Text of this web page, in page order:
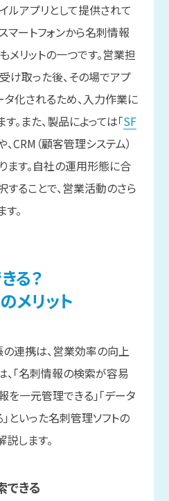
ルアプリとして提供されて
マートフォンから名刺情報
メリットの一つです。営業担
取った後、その場でアプ
化されるため、入力作業に
。また、製品によっては「SF
や、CRM（顧客管理システム）
ます。自社の運用形態に合
ることで、営業活動のさら
。
る？
メリット
連携は、営業効率の向上
、「名刺情報の検索が容易
を一元管理できる」「データ
といった名刺管理ソフトの
説します。
できる